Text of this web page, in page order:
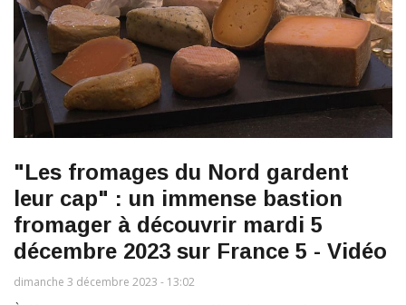
"Les fromages du Nord gardent
leur cap" : un immense bastion
fromager à découvrir mardi 5
décembre 2023 sur France 5 - Vidéo
dimanche 3 décembre 2023 - 13:02